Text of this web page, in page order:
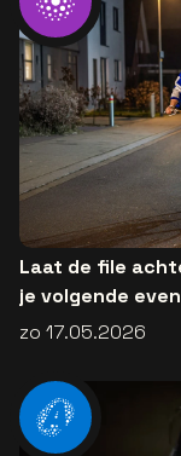
Laat de file
je volgende
zo 17.05.2026